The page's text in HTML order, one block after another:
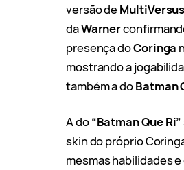
versão de
daWarner
presença doCoringa
mostrando a
também a doBatman
A do“Batman Que Ri”
skin do próprio
mesmas habilidades